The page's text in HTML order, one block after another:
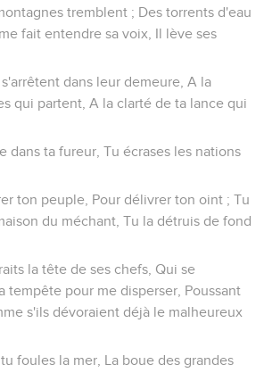
tremblent ; Des torrents d'eau
fait entendre sa voix, Il lève ses
dans leur demeure, A la
qui partent, A la clarté de ta lance qui
dans ta fureur, Tu écrases les nations
ton peuple, Pour délivrer ton oint ; Tu
du méchant, Tu la détruis de fond
la tête de ses chefs, Qui se
tempête pour me disperser, Poussant
s'ils dévoraient déjà le malheureux
foules la mer, La boue des grandes